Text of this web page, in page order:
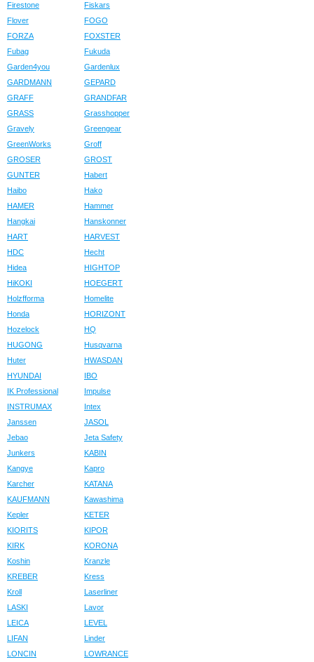
Firestone
Fiskars
Flover
FOGO
FORZA
FOXSTER
Fubag
Fukuda
Garden4you
Gardenlux
GARDMANN
GEPARD
GRAFF
GRANDFAR
GRASS
Grasshopper
Gravely
Greengear
GreenWorks
Groff
GROSER
GROST
GUNTER
Habert
Haibo
Hako
HAMER
Hammer
Hangkai
Hanskonner
HART
HARVEST
HDC
Hecht
Hidea
HIGHTOP
HiKOKI
HOEGERT
Holzfforma
Homelite
Honda
HORIZONT
Hozelock
HQ
HUGONG
Husqvarna
Huter
HWASDAN
HYUNDAI
IBO
IK Professional
Impulse
INSTRUMAX
Intex
Janssen
JASOL
Jebao
Jeta Safety
Junkers
KABIN
Kangye
Kapro
Karcher
KATANA
KAUFMANN
Kawashima
Kepler
KETER
KIORITS
KIPOR
KIRK
KORONA
Koshin
Kranzle
KREBER
Kress
Kroll
Laserliner
LASKI
Lavor
LEICA
LEVEL
LIFAN
Linder
LONCIN
LOWRANCE